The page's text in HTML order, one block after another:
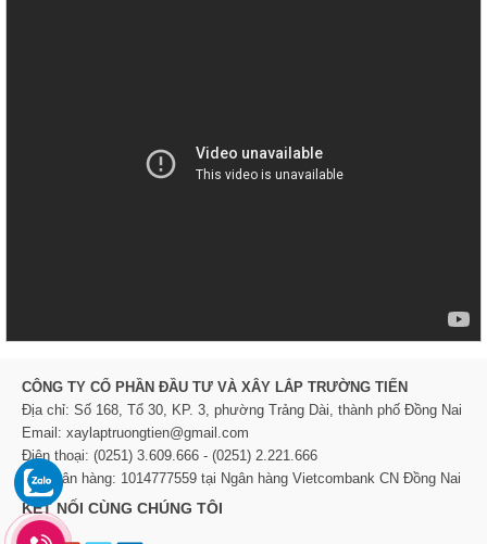
CÔNG TY CỔ PHẦN ĐẦU TƯ VÀ XÂY LẮP TRƯỜNG TIẾN
Địa chỉ: Số 168, Tổ 30, KP. 3, phường Trảng Dài, thành phố Đồng Nai
Email: xaylaptruongtien@gmail.com
Điện thoại: (0251) 3.609.666 - (0251) 2.221.666
TK Ngân hàng: 1014777559 tại Ngân hàng Vietcombank CN Đồng Nai
KẾT NỐI CÙNG CHÚNG TÔI